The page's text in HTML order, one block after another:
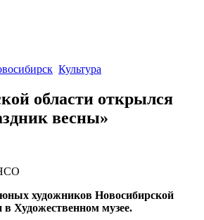
Культура
области открылся
весны»
художников Новосибирской
в Художественном музее.